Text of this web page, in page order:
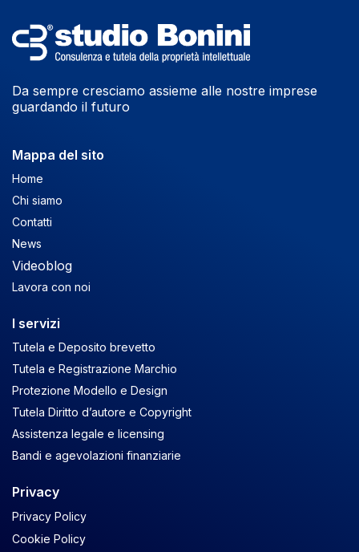
Da sempre cresciamo assieme alle nostre imprese
guardando il futuro
Mappa del sito
Home
Chi siamo
Contatti
News
Videoblog
Lavora con noi
I servizi
Tutela e Deposito brevetto
Tutela e Registrazione Marchio
Protezione Modello e Design
Tutela Diritto d’autore e Copyright
Assistenza legale e licensing
Bandi e agevolazioni finanziarie
Privacy
Privacy Policy
Cookie Policy